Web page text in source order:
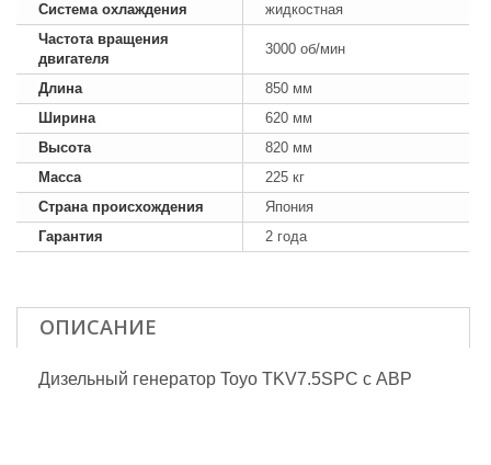
Система охлаждения
жидкостная
Частота вращения
двигателя
3000 об/мин
Длина
850 мм
Ширина
620 мм
Высота
820 мм
Масса
225 кг
Страна происхождения
Япония
Гарантия
2 года
ОПИСАНИЕ
Дизельный генератор Toyo TKV7.5SPC с АВР